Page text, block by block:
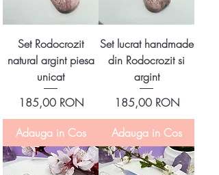
Set Rodocrozit
natural argint piesa
unicat
Preț
185,00 RON
Adauga in Cos
Set lucrat handmade
din Rodocrozit si
argint
Preț
185,00 RON
Adauga in Cos